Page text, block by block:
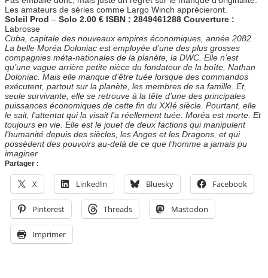
Les amateurs de séries comme Largo Winch apprécieront.
Soleil Prod – Solo 2.00 € ISBN : 2849461288 Couverture :
Labrosse
Cuba, capitale des nouveaux empires économiques, année 2082.
La belle Moréa Doloniac est employée d’une des plus grosses
compagnies méta-nationales de la planète, la DWC. Elle n’est
qu’une vague arrière petite nièce du fondateur de la boîte, Nathan
Doloniac. Mais elle manque d’être tuée lorsque des commandos
exécutent, partout sur la planète, les membres de sa famille. Et,
seule survivante, elle se retrouve à la tête d’une des principales
puissances économiques de cette fin du XXIé siècle. Pourtant, elle
le sait, l’attentat qui la visait l’a réellement tuée. Moréa est morte. Et
toujours en vie. Elle est le jouet de deux factions qui manipulent
l’humanité depuis des siècles, les Anges et les Dragons, et qui
possèdent des pouvoirs au-delà de ce que l’homme a jamais pu
imaginer
Partager :
X LinkedIn Bluesky Facebook
Pinterest Threads Mastodon
Imprimer